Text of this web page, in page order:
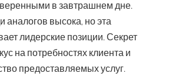
в завтрашнем дне.
аналогов высока, но эта
лидерские позиции. Секрет
на потребностях клиента и
предоставляемых услуг.